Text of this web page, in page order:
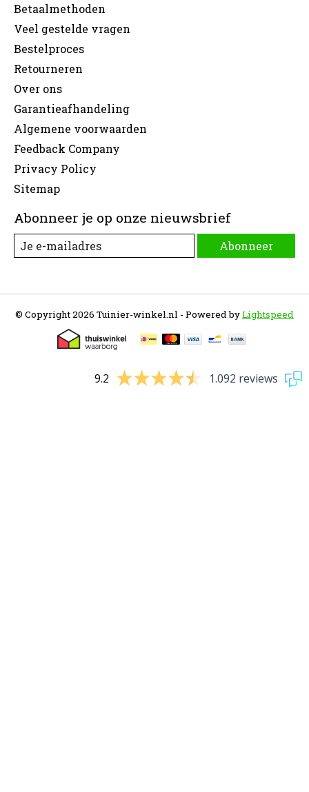
Betaalmethoden
Veel gestelde vragen
Bestelproces
Retourneren
Over ons
Garantieafhandeling
Algemene voorwaarden
Feedback Company
Privacy Policy
Sitemap
Abonneer je op onze nieuwsbrief
Abonneer
© Copyright 2026 Tuinier-winkel.nl - Powered byLightspeed
9.2 1.092 reviews